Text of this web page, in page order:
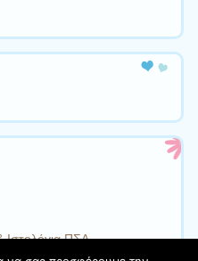
Ιστολόγια ΠΣΔ